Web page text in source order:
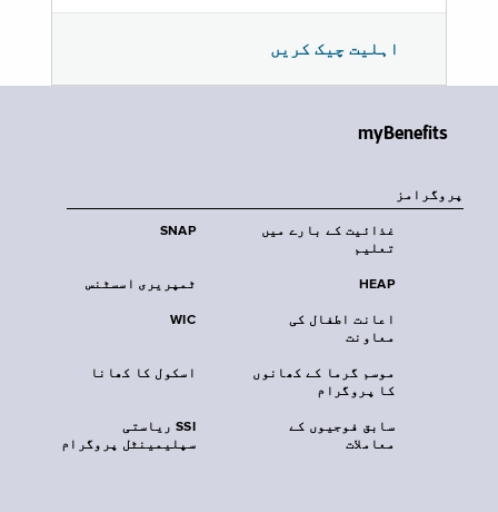
اہلیت چیک کریں
myBenefits
پروگرامز
SNAP
غذائیت کے بارے میں
تعلیم
ٹمپریری اسسٹنس HEAP
WIC
اعانت اطفال کی
معاونت
اسکول کا کھانا
موسم گرما کے کھانوں
کا پروگرام
SSI ریاستی
سپلیمینٹل پروگرام
سابق فوجیوں کے
معاملات